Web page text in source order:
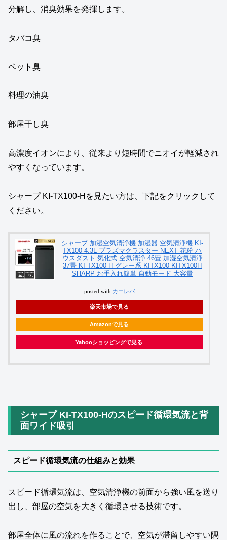
分解し、消臭効果を発揮します。
タバコ臭
ペット臭
料理の油臭
部屋干し臭
高濃度イオンにより、従来より短時間でニオイが軽減され
やすくなっています。
シャープ KI-TX100-Hを見たい方は、下記をクリックして
ください。
シャープ 加湿空気清浄機 加湿器 空気清浄機 KI-
TX100 4.3L プラズマクラスター NEXT 花粉 ハ
ウスダスト 気化式 空気清浄 46畳 加湿空気清浄
37畳 KI-TX100-H グレー系 KITX100 KITX100H
SHARP お手入れ簡単 自動モード 大容量
posted with カエレバ
楽天市場で見る
Amazonで見る
Yahooショッピングで見る
シャープ KI-TX100-Hのスピード循環気流と背
面ワイド吸引
スピード循環気流の仕組みと効果
スピード循環気流は、空気清浄機の前面から強い風を送り
出し、部屋の空気を大きく循環させる技術です。
部屋全体に風の流れを作ることで、空気が滞留しやすい隅